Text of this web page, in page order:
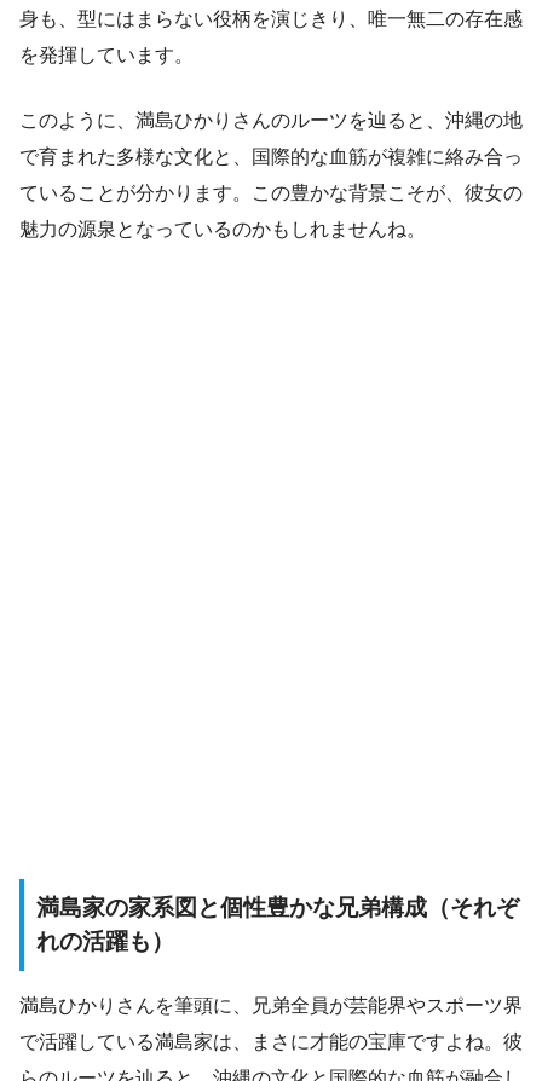
身も、型にはまらない役柄を演じきり、唯一無二の存在感
を発揮しています。
このように、満島ひかりさんのルーツを辿ると、沖縄の地
で育まれた多様な文化と、国際的な血筋が複雑に絡み合っ
ていることが分かります。この豊かな背景こそが、彼女の
魅力の源泉となっているのかもしれませんね。
満島家の家系図と個性豊かな兄弟構成（それぞ
れの活躍も）
満島ひかりさんを筆頭に、兄弟全員が芸能界やスポーツ界
で活躍している満島家は、まさに才能の宝庫ですよね。彼